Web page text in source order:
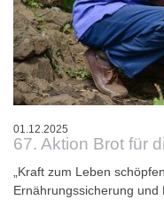
01.12.2025
67. Aktion Brot für
„Kraft zum Leben
Ernährungssicherung und